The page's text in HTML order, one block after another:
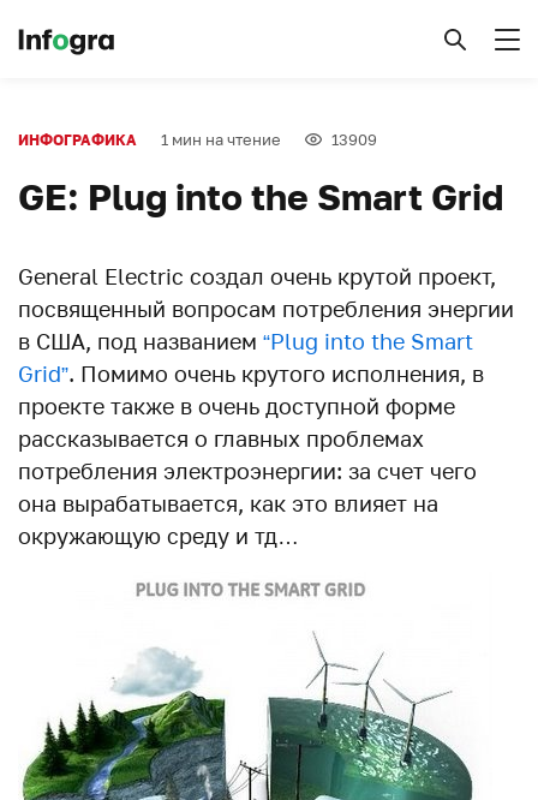
ИНФОГРАФИКА 1 мин на чтение 13909
GE: Plug into the Smart Grid
General Electric создал очень крутой проект,
посвященный вопросам потребления энергии
в США, под названием “Plug into the Smart
Grid”. Помимо очень крутого исполнения, в
проекте также в очень доступной форме
рассказывается о главных проблемах
потребления электроэнергии: за счет чего
она вырабатывается, как это влияет на
окружающую среду и тд…